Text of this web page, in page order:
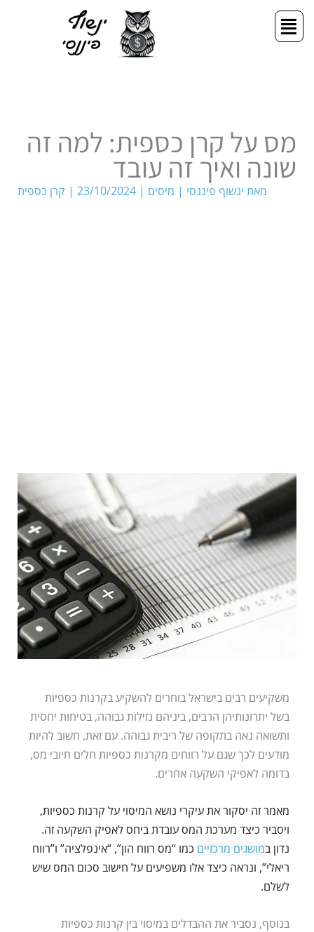
דילוג
לתוכןתפריט
מס על קרן כספית: למה זה
שונה ואיך זה עובד
מאת ינשוף פיננסי | מיסים |
23/10/2024
| קרן כספית
משקיעים רבים בישראל בוחרים להשקיע בקרנות כספיות
בשל יתרונותיהן הרבים, ביניהם נזילות גבוהה, בטיחות יחסית
ותשואה נאה בתקופה של ריבית גבוהה. עם זאת, חשוב להיות
מודעים לכך שגם על רווחים מקרנות כספיות חלים חיובי מס,
בדומה לאפיקי השקעה אחרים.
מאמר זה יסקור את עיקרי נושא המיסוי על קרנות כספיות,
ויסביר כיצד מערכת המס עובדת ביחס לאפיק השקעה זה.
נדון במושגים מרכזיים כמו “מס רווח הון”, “אינפלציה” ו”רווח
ריאלי”, ונראה כיצד אלו משפיעים על חישוב סכום המס שיש
לשלם.
בנוסף, נסביר את ההבדלים במיסוי בין קרנות כספיות